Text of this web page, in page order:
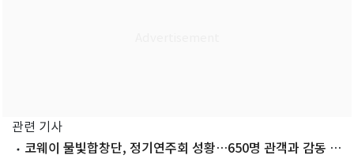
관련 기사
코웨이 물빛합창단, 정기연주회 성황…650명 관객과 감동 나